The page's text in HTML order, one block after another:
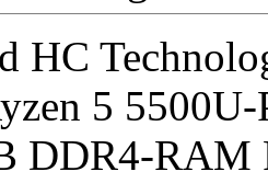
HC
5 5500U-
DDR4-RAM